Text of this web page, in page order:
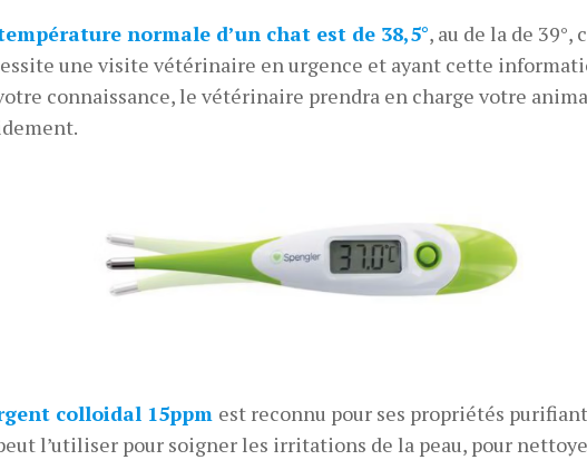
normale d’un chat est de 38,5°, au de la de 39°,
une visite vétérinaire en urgence et ayant cette
connaissance, le vétérinaire prendra en charge votre
colloidal 15ppm est reconnu pour ses propriétés
l’utiliser pour soigner les irritations de la peau, pour